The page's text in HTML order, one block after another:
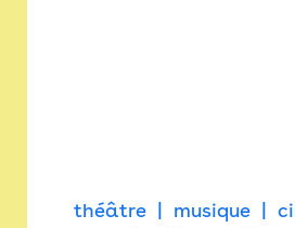
théâtre musique